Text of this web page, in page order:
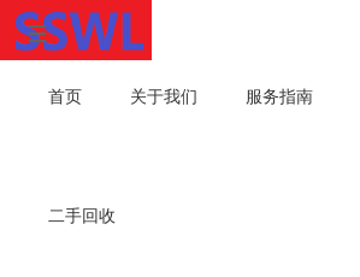
首页 关于我们 服务指南
二手回收